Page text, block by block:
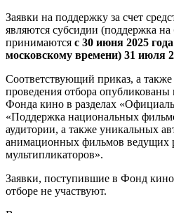
Заявки на поддержку за счет
являются субсидии (поддержка на
принимаются с 30 июня 2025
московскому времени) 31 июля
Соответствующий приказ, а
проведения отбора
Фонда кино в разделах
«Поддержка национальных
аудитории, а также уникальных
анимационных фильмов ведущих
мультипликаторов».
Заявки, поступившие в Фонд
отборе не участвуют.